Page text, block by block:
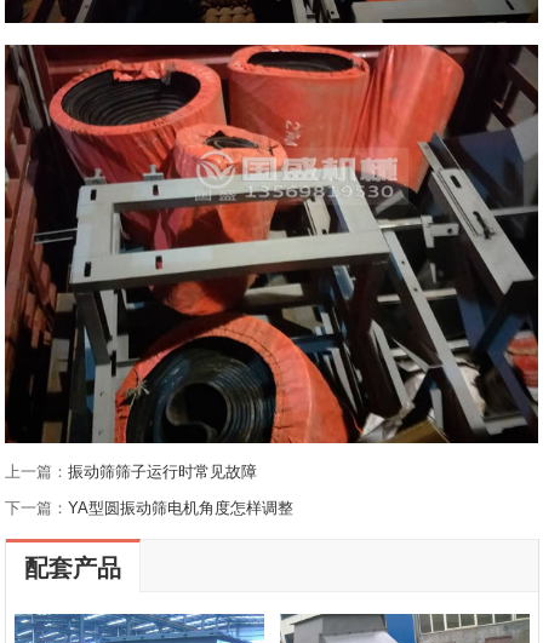
上一篇：振动筛筛子运行时常见故障
下一篇：YA型圆振动筛电机角度怎样调整
配套产品